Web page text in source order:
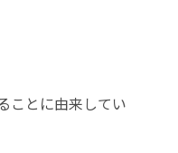
ことに由来してい